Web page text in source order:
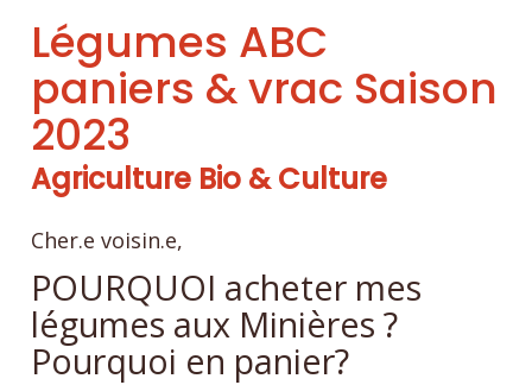
Légumes ABC
paniers & vrac Saison
2023
Agriculture Bio & Culture
Cher.e voisin.e,
POURQUOI acheter mes
légumes aux Minières ?
Pourquoi en panier?